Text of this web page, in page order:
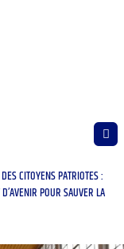
CITOYENS PATRIOTES :
POUR SAUVER LA